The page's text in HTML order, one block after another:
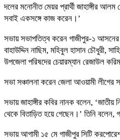
দলের মনোনীত মেয়র প্রার্থী জাহাঙ্গীর
সবাই একসঙ্গে কাজ করেন।’
সভায় সভাপতিত্ব করেন গাজীপুর-১ আসনের
বাহাউদ্দিন নাছিম, মহিবুল হাসান চৌধুরী,
উপজেলা পরিষদের চেয়ারম্যান রেজাউল
সভা সঞ্চালনা করেন জেলা আওয়ামী
সভায় জাহাঙ্গীর কবির নানক বলেন, ‘জাতীয়
থেকে বিতাড়িত হয়ে গেছেন।’ তিনি বলেন,
সভায় আগামী ১৫ মে গাজীপুর সিটি